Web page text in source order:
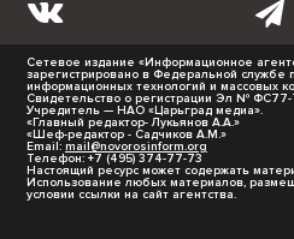
Сетевое издание «Информационное
зарегистрировано в Федеральной службе
информационных технологий и массовых
Свидетельство о регистрации Эл № ФС77-
Учредитель — НАО «Царьград медиа».
«Главный редактор- Лукьянов А.А.»
«Шеф-редактор - Садчиков А.М.»
Email: mail@novorosinform.org
Телефон: +7 (495) 374-77-73
Настоящий ресурс может содержать
Использование любых материалов,
условии ссылки на сайт агентства.